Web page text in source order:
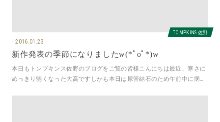
TOMPKINS 佐野
2016.01.23
新作発表の季節になりましたw(*ﾟoﾟ*)w
本日もトンプキンス佐野のブログをご覧の皆様こんにちは最近、寒さに
めっきり弱くなった大高ですしかも本日は尿管結石のため午前中に病院